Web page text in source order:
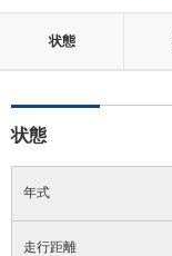
状態
状態
年式
走行距離